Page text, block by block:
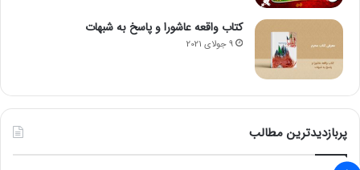
کتاب واقعه عاشورا و پاسخ به شبهات
9 جولای 2021
پربازدیدترین مطالب